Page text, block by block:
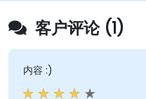
客户评论 (1)
内容 :)